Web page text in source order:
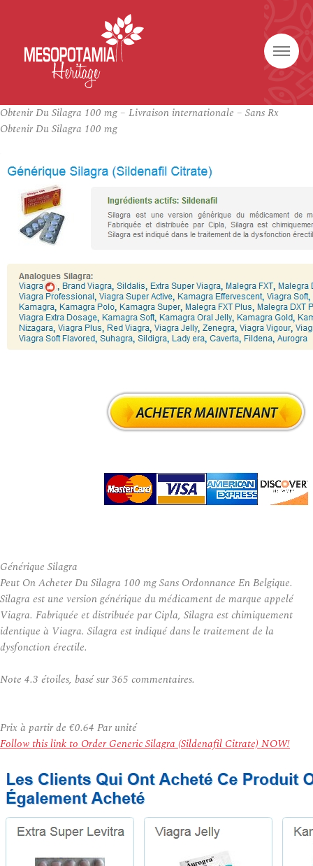
Obtenir Du Silagra 100 mg – Livraison internationale – Sans Rx
Obtenir Du Silagra 100 mg
Générique Silagra
Peut On Acheter Du Silagra 100 mg Sans Ordonnance En Belgique.
Silagra est une version générique du médicament de marque appelé
Viagra. Fabriquée et distribuée par Cipla, Silagra est chimiquement
identique à Viagra. Silagra est indiqué dans le traitement de la
dysfonction érectile.
Note 4.3 étoiles, basé sur365 commentaires.
Prix à partir de €0.64 Par unité
Follow this link to Order Generic Silagra (Sildenafil Citrate) NOW!